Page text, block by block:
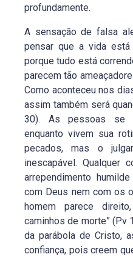
profundamente.
A sensação de falsa
pensar que a vida
porque tudo está
parecem tão
Como aconteceu nos
assim também será
30). As pessoas se
enquanto vivem sua
pecados, mas o
inescapável. Qualquer
arrependimento
com Deus nem com os
homem parece
caminhos de morte” (Pv
da parábola de Cristo,
confiança, pois creem